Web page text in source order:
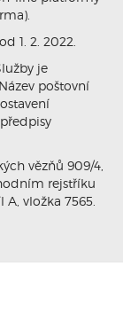
1. 2. 2022.
je
poštovní
vězňů 909/4,
rejstříku
vložka 7565.